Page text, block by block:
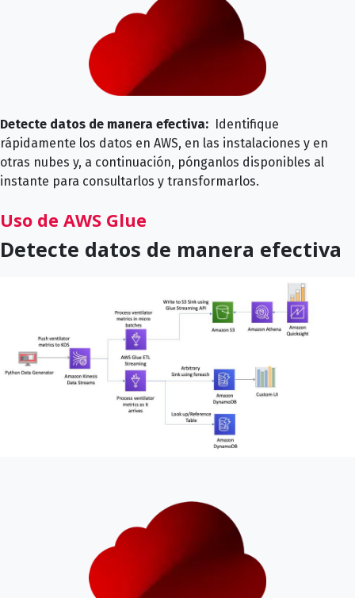
Detecte datos de manera efectiva: Identifique
rápidamente los datos en AWS, en las instalaciones y en
otras nubes y, a continuación, pónganlos disponibles al
instante para consultarlos y transformarlos.
Uso de AWS Glue
Detecte datos de manera efectiva